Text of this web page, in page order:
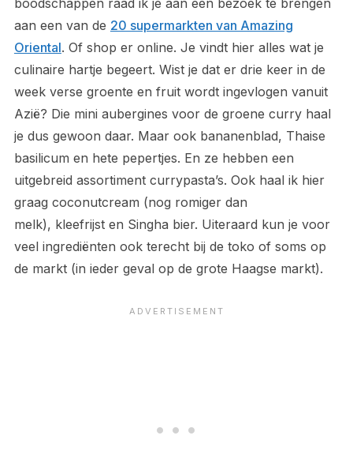
aan een van de 20 supermarkten van Amazing
Oriental. Of shop er online. Je vindt hier alles wat je
culinaire hartje begeert. Wist je dat er drie keer in de
week verse groente en fruit wordt ingevlogen vanuit
Azië? Die mini aubergines voor de groene curry haal
je dus gewoon daar. Maar ook bananenblad, Thaise
basilicum en hete pepertjes. En ze hebben een
uitgebreid assortiment currypasta’s. Ook haal ik hier
graag coconutcream (nog romiger dan
melk), kleefrijst en Singha bier. Uiteraard kun je voor
veel ingrediënten ook terecht bij de toko of soms op
de markt (in ieder geval op de grote Haagse markt).